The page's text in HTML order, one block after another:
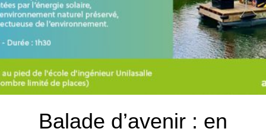
Balade d’avenir : en